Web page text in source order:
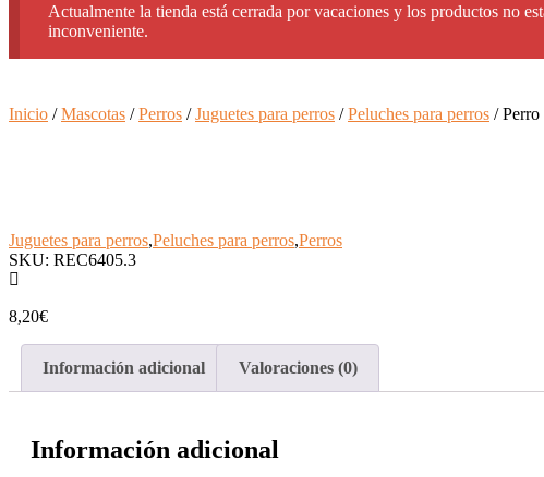
Actualmente la tienda está cerrada por vacaciones y los productos no
inconveniente.
Inicio /Mascotas /Perros /Juguetes para perros /Peluches para perros / Perro
Juguetes para perros,Peluches para perros,Perros
SKU: REC6405.3
8,20€
Información adicional Valoraciones (0)
Información adicional